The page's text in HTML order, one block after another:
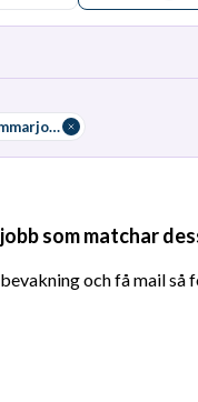
Anställningsform: Sommarjobb
som matchar
och få mail så